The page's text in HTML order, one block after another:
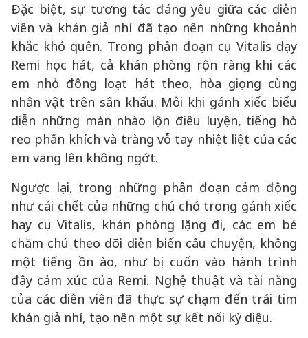
Đặc biệt, sự tương tác đáng yêu giữa các diễn
viên và khán giả nhí đã tạo nên những khoảnh
khắc khó quên. Trong phân đoạn cụ Vitalis dạy
Remi học hát, cả khán phòng rộn ràng khi các
em nhỏ đồng loạt hát theo, hòa giọng cùng
nhân vật trên sân khấu. Mỗi khi gánh xiếc biểu
diễn những màn nhào lộn điêu luyện, tiếng hò
reo phấn khích và tràng vỗ tay nhiệt liệt của các
em vang lên không ngớt.
Ngược lại, trong những phân đoạn cảm động
như cái chết của những chú chó trong gánh xiếc
hay cụ Vitalis, khán phòng lặng đi, các em bé
chăm chú theo dõi diễn biến câu chuyện, không
một tiếng ồn ào, như bị cuốn vào hành trình
đầy cảm xúc của Remi. Nghệ thuật và tài năng
của các diễn viên đã thực sự chạm đến trái tim
khán giả nhí, tạo nên một sự kết nối kỳ diệu.